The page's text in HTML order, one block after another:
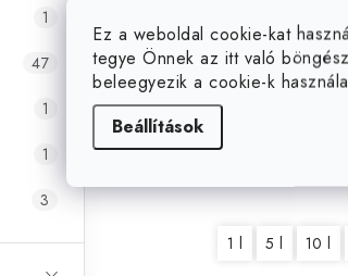
Ez a weboldal cookie-kat
tegye Önnek az itt való
beleegyezik a cookie-k
Beállítások
1
47
1
1
3
virágtrágya
Bloom
1 l 5 l 10 l